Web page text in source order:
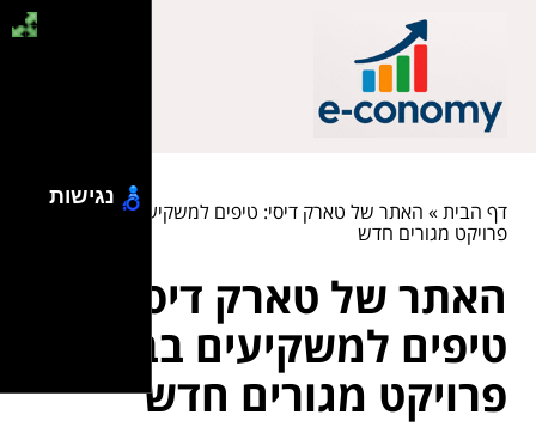
דף הבית» האתר של טארק דיסי: טיפים למשקיעים בבחירת
פרויקט מגורים חדש
האתר של טארק דיסי:
טיפים למשקיעים בבחירת
פרויקט מגורים חדש
נגישות